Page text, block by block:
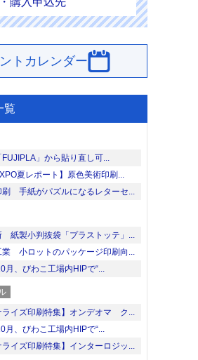
トカレンダー
覧
」から貼り直し可...
夏レポート】原色美術印刷...
刷 手紙がパズルになるレターセ...
紙製小判抜袋「プラストッテ」...
業 小ロットのパッケージ印刷向...
月、びわこ工場内HIPで“...
ライズ印刷特集】オンデオマ ク...
月、びわこ工場内HIPで“...
ライズ印刷特集】インターロジッ...